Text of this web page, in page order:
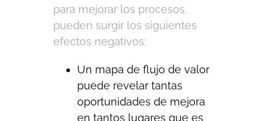
para mejorar los procesos,
pueden surgir los siguientes
efectos negativos:
Un mapa de flujo de valor
puede revelar tantas
oportunidades de mejora
en tantos lugares que es